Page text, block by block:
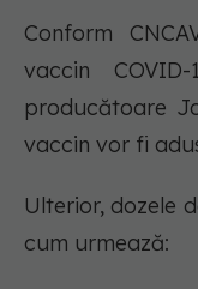
Conform
vaccin
producătoare
vaccin vor fi
Ulterior, dozele
cum urmează: